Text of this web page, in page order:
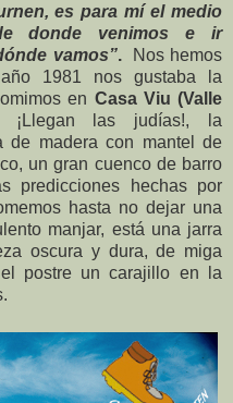
es para mí el medio
donde venimos e ir
vamos”.Nos hemos
1981 nos gustaba la
en Casa Viu (Valle
¡Llegan las judías!, la
de madera con mantel de
un gran cuenco de barro
predicciones hechas por
hasta no dejar una
manjar, está una jarra
oscura y dura, de miga
postre un carajillo en la